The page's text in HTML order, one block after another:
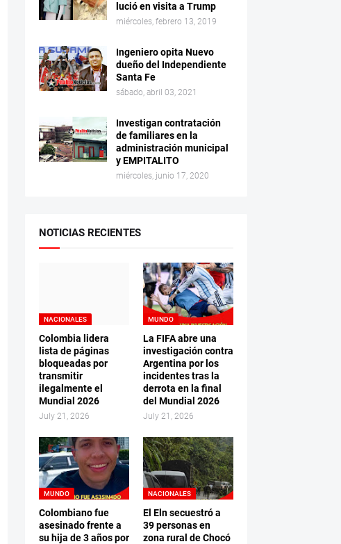
lució en visita a Trump
miércoles, febrero 13, 2019
Ingeniero opita Nuevo
dueño del Independiente
Santa Fe
sábado, abril 03, 2021
Investigan contratación
de familiares en la
administración municipal
y EMPITALITO
miércoles, junio 17, 2020
NOTICIAS RECIENTES
NACIONALES
Colombia lidera
lista de páginas
bloqueadas por
transmitir
ilegalmente el
Mundial 2026
July 21, 2026
MUNDO
La FIFA abre una
investigación contra
Argentina por los
incidentes tras la
derrota en la final
del Mundial 2026
July 21, 2026
MUNDO
Colombiano fue
asesinado frente a
su hija de 3 años por
NACIONALES
El Eln secuestró a
39 personas en
zona rural de Chocó